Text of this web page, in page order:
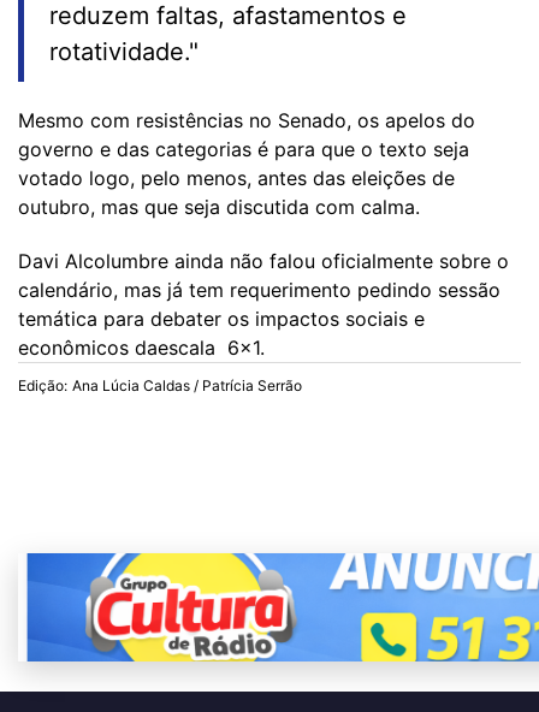
reduzem faltas, afastamentos e
rotatividade."
Mesmo com resistências no Senado, os apelos do
governo e das categorias é para que o texto seja
votado logo, pelo menos, antes das eleições de
outubro, mas que seja discutida com calma.
Davi Alcolumbre ainda não falou oficialmente sobre o
calendário, mas já tem requerimento pedindo sessão
temática para debater os impactos sociais e
econômicos daescala 6x1.
Edição: Ana Lúcia Caldas / Patrícia Serrão